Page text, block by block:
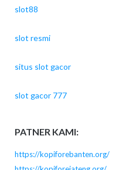
slot88
slot resmi
situs slot gacor
slot gacor 777
PATNER KAMI:
https://kopiforebanten.org/